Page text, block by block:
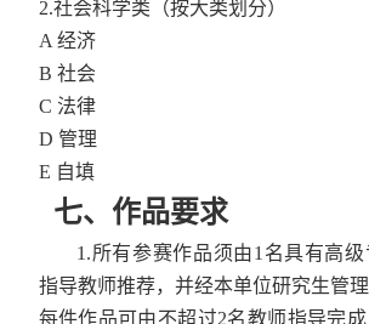
2.社会科学类（按大类划分）
A 经济
B 社会
C 法律
D 管理
E 自填
七、作品要求
1.所有参赛作品须由1 名具有高
指导教师推荐，并经本单位研究生管理
每件作品可由不超过2名教师指导完